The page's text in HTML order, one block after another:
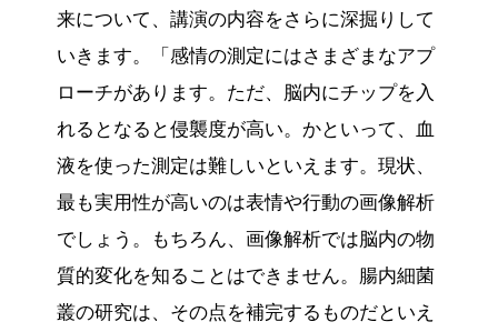
来について、講演の内容をさらに深掘りして
いきます。「感情の測定にはさまざまなアプ
ローチがあります。ただ、脳内にチップを入
れるとなると侵襲度が高い。かといって、血
液を使った測定は難しいといえます。現状、
最も実用性が高いのは表情や行動の画像解析
でしょう。もちろん、画像解析では脳内の物
質的変化を知ることはできません。腸内細菌
叢の研究は、その点を補完するものだといえ